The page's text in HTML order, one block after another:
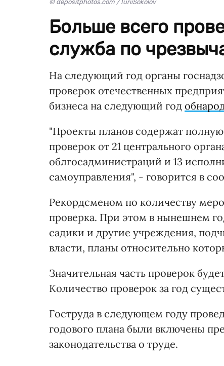
© depositphotos.com / IuriiSokolov
Больше всего
служба по
На следующий год органы
проверок отечественных
бизнеса на следующий год
"Проекты планов содержат
проверок от 21 центрального
облгосадминистраций и 13
самоуправления", - говорится в
Рекордсменом по количеству
проверка. При этом в нынешнем
садики и другие учреждения,
власти, планы относительно
Значительная часть проверок
Количество проверок за год
Гоструда в следующем году
годового плана были включены
законодательства о труде.